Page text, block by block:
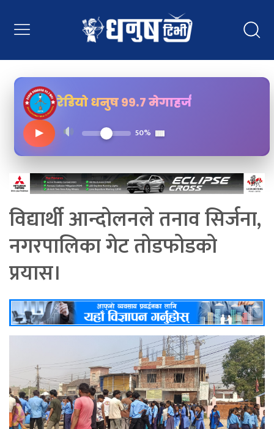
रेडियो धनुष ९९.७ मेगाहर्ज
▶
50%
विद्यार्थी आन्दोलनले तनाव सिर्जना,
नगरपालिका गेट तोडफोडको
प्रयास।